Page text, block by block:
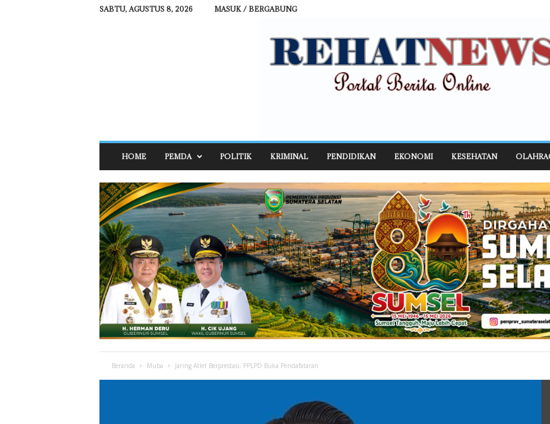
SABTU, AGUSTUS 8, 2026 MASUK / BERGABUNG
H
A
T
N
E
W
S
HOME PEMDA POLITIK KRIMINAL PENDIDIKAN EKONOMI KESEHATAN
Beranda Muba Jaring Atlet Berprestasi, PPLPD Buka Pendafataran